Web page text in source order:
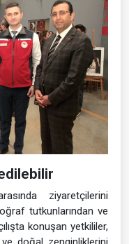
ziyaretçilerini
tutkunlarından ve
konuşan yetkililer,